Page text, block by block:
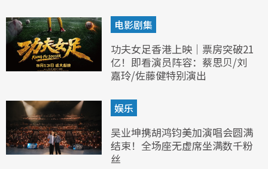
电影剧集
功夫女足香港上映｜票房突破21
亿！即看演员阵容：蔡思贝/刘
嘉玲/佐藤健特别演出
娱乐
吴业坤携胡鸿钧美加演唱会圆满
结束！全场座无虚席坐满数千粉
丝